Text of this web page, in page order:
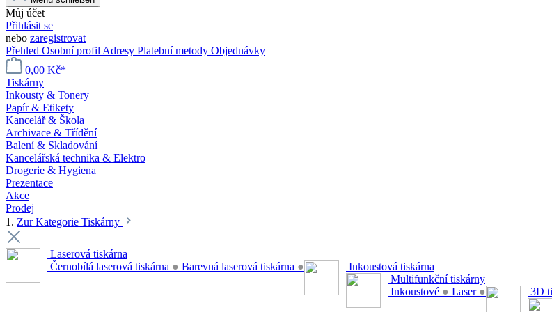
Můj účet
Přihlásit se
nebo zaregistrovat
Přehled Osobní profil Adresy Platební metody Objednávky
0,00 Kč*
Tiskárny
Inkousty & Tonery
Papír & Etikety
Kancelář & Škola
Archivace & Třídění
Balení & Skladování
Kancelářská technika & Elektro
Drogerie & Hygiena
Prezentace
Akce
Prodej
1. Zur Kategorie Tiskárny
Laserová tiskárna
Černobílá laserová tiskárna ● Barevná laserová tiskárna ●
Inkoustová tiskárna
Multifunkční tiskárny
Inkoustové ● Laser ●
3D